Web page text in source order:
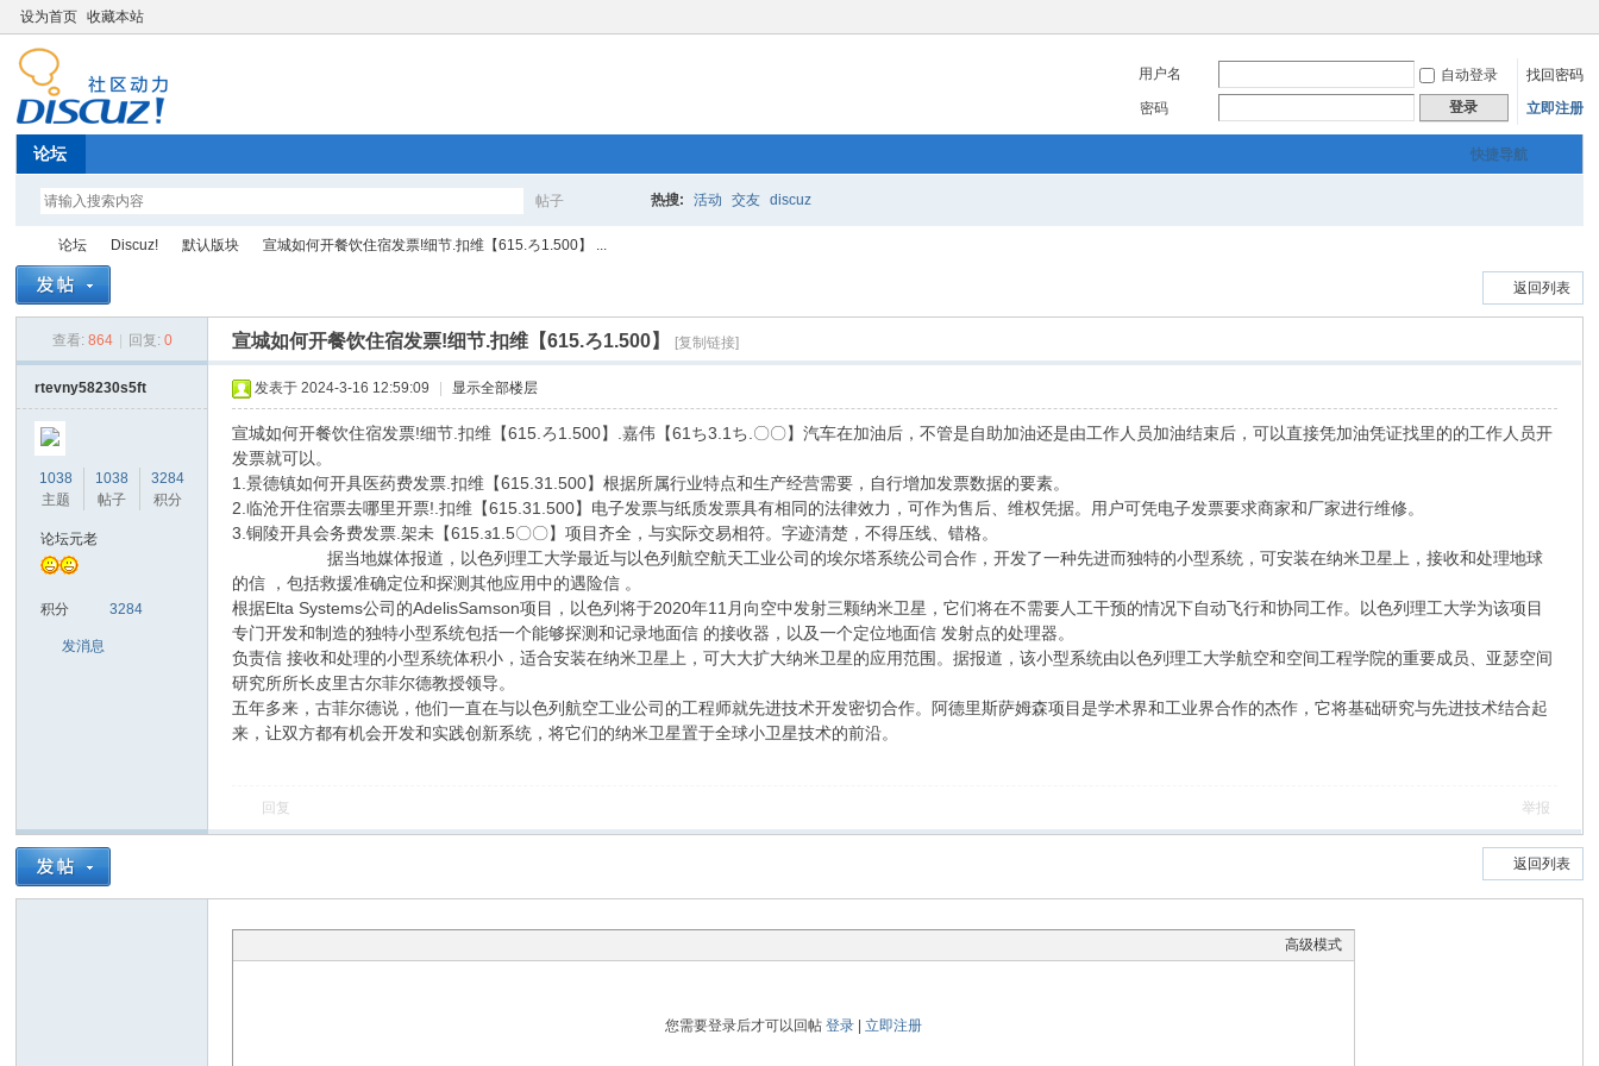
设为首页 收藏本站
用户名 自动登录
找回密码
密码
登录 立即注册
快捷导航
论坛
帖子
索
热搜: 活动 交友 discuz
论坛
›
Discuz!
›
默认版块
›
宣城如何开餐饮住宿发票!细节.扣维【615.ろ1.500】 ...
返回列表
查看: 864 回复: 0 宣城如何开餐饮住宿发票!细节.扣维【615.ろ1.500】 [复制链接]
rtevny58230s5ft
1038
主题
1038
帖子
3284
积分
论坛元老
积分 3284
发消息
发表于 2024-3-16 12:59:09 显示全部楼层
宣城如何开餐饮住宿发票!细节.扣维【615.ろ1.500】.嘉伟【61ち3.1ち.〇〇】汽车在加油后，不管是自助加油还是由工作人员加油结束后，可以直接凭加油凭证找里的的工作人员开
发票就可以。
1.景德镇如何开具医药费发票.扣维【615.31.500】根据所属行业特点和生产经营需要，自行增加发票数据的要素。
2.临沧开住宿票去哪里开票!.扣维【615.31.500】电子发票与纸质发票具有相同的法律效力，可作为售后、维权凭据。用户可凭电子发票要求商家和厂家进行维修。
3.铜陵开具会务费发票.架未【615.з1.5〇〇】项目齐全，与实际交易相符。字迹清楚，不得压线、错格。
据当地媒体报道，以色列理工大学最近与以色列航空航天工业公司的埃尔塔系统公司合作，开发了一种先进而独特的小型系统，可安装在纳米卫星上，接收和处理地球
的信 ，包括救援准确定位和探测其他应用中的遇险信 。
根据Elta Systems公司的AdelisSamson项目，以色列将于2020年11月向空中发射三颗纳米卫星，它们将在不需要人工干预的情况下自动飞行和协同工作。以色列理工大学为该项目
专门开发和制造的独特小型系统包括一个能够探测和记录地面信 的接收器，以及一个定位地面信 发射点的处理器。
负责信 接收和处理的小型系统体积小，适合安装在纳米卫星上，可大大扩大纳米卫星的应用范围。据报道，该小型系统由以色列理工大学航空和空间工程学院的重要成员、亚瑟空间
研究所所长皮里古尔菲尔德教授领导。
五年多来，古菲尔德说，他们一直在与以色列航空工业公司的工程师就先进技术开发密切合作。阿德里斯萨姆森项目是学术界和工业界合作的杰作，它将基础研究与先进技术结合起
来，让双方都有机会开发和实践创新系统，将它们的纳米卫星置于全球小卫星技术的前沿。
回复 举报
返回列表
高级模式
您需要登录后才可以回帖登录 |立即注册